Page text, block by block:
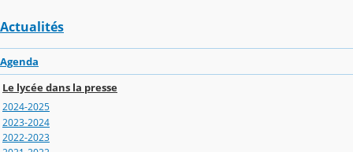
Actualités
Agenda
Le lycée dans la presse
2024-2025
2023-2024
2022-2023